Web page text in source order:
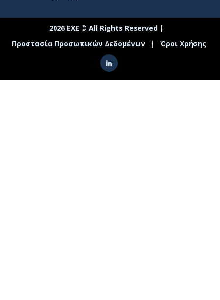
2026 ΕΧΕ © All Rights Reserved |
Προστασία Προσωπικών Δεδομένων
| Όροι Χρήσης